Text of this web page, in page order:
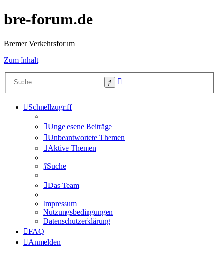
bre-forum.de
Bremer Verkehrsforum
Zum Inhalt
Suche
Schnellzugriff
Ungelesene Beiträge
Unbeantwortete Themen
Aktive Themen
Suche
Das Team
Impressum
Nutzungsbedingungen
Datenschutzerklärung
FAQ
Anmelden